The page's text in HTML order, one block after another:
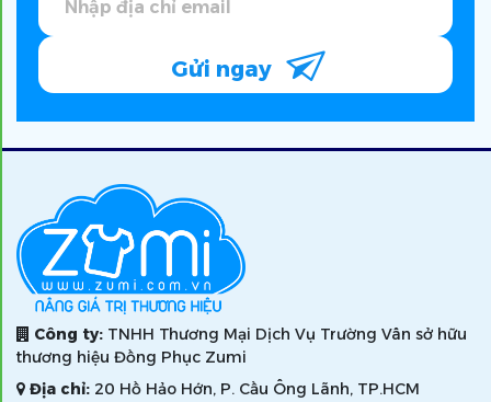
Gửi ngay
Công ty: TNHH Thương Mại Dịch Vụ Trường Vân sở hữu
thương hiệu Đồng Phục Zumi
Địa chỉ: 20 Hồ Hảo Hớn, P. Cầu Ông Lãnh, TP.HCM